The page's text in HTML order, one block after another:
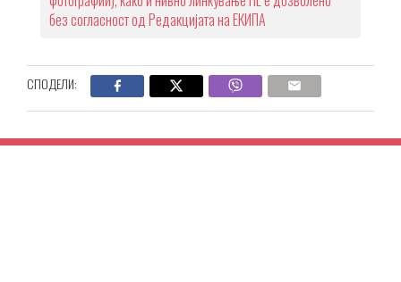
без согласност од Редакцијата на ЕКИПА
СПОДЕЛИ: